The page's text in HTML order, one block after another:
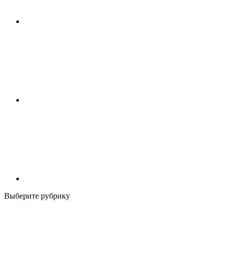
Выберите рубрику